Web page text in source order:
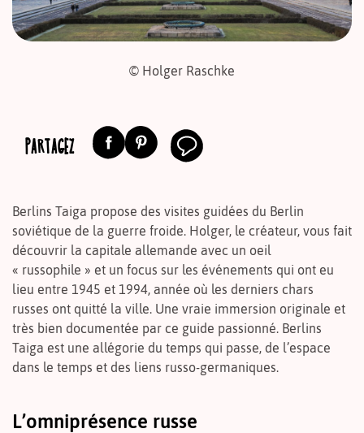
© Holger Raschke
PARTAGEZ
Berlins Taiga propose des visites guidées du Berlin
soviétique de la guerre froide. Holger, le créateur, vous fait
découvrir la capitale allemande avec un oeil
« russophile » et un focus sur les événements qui ont eu
lieu entre 1945 et 1994, année où les derniers chars
russes ont quitté la ville. Une vraie immersion originale et
très bien documentée par ce guide passionné. Berlins
Taiga est une allégorie du temps qui passe, de l’espace
dans le temps et des liens russo-germaniques.
L’omniprésence russe